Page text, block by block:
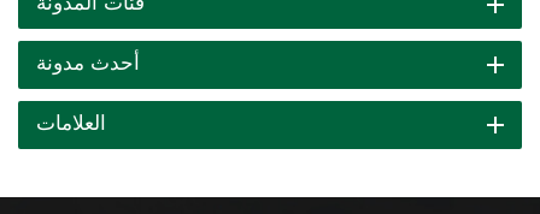
فئات المدونة
أحدث مدونة
العلامات